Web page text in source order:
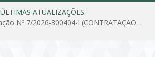
ÚLTIMAS ATUALIZAÇÕES:
Dispensa de Licitação Nº 7/2026-300404-I (CONTRATAÇÃO DE EMPRESA PARA MANUTENÇÃO E REPARAÇÃO DE APARELHOS DE AR CONDICIONADO, EM ATENDIMENTO ÀS NECESSIDADES DO INSTITUTO DE PREVIDÊNCIA MUNICIPAL DE PORTEL/PA)